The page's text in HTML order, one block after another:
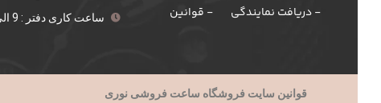
- دریافت نمایندگی
- قوانین
ساعت کاری دفتر : 9 الی 18
قوانین سایت فروشگاه ساعت فروشی نوری